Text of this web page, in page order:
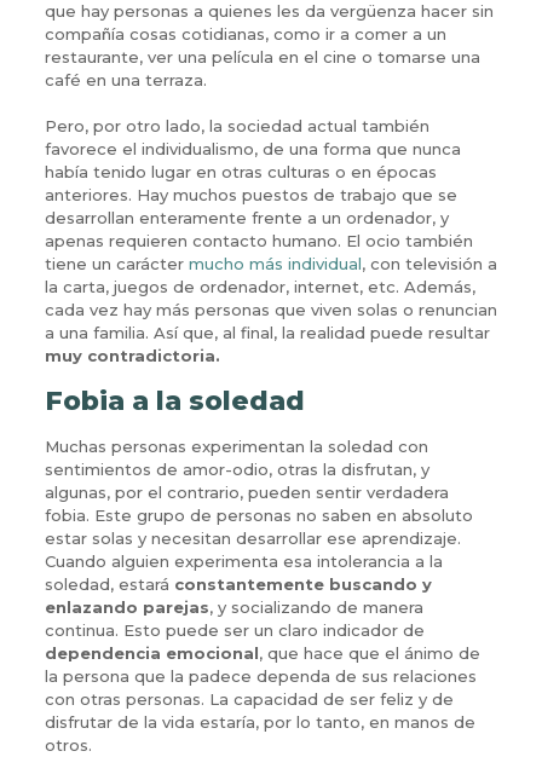
que hay personas a quienes les da vergüenza hacer sin
compañía cosas cotidianas, como ir a comer a un
restaurante, ver una película en el cine o tomarse una
café en una terraza.
Pero, por otro lado, la sociedad actual también
favorece el individualismo, de una forma que nunca
había tenido lugar en otras culturas o en épocas
anteriores. Hay muchos puestos de trabajo que se
desarrollan enteramente frente a un ordenador, y
apenas requieren contacto humano. El ocio también
tiene un carácter mucho más individual, con televisión a
la carta, juegos de ordenador, internet, etc. Además,
cada vez hay más personas que viven solas o renuncian
a una familia. Así que, al final, la realidad puede resultar
muy contradictoria.
Fobia a la soledad
Muchas personas experimentan la soledad con
sentimientos de amor-odio, otras la disfrutan, y
algunas, por el contrario, pueden sentir verdadera
fobia. Este grupo de personas no saben en absoluto
estar solas y necesitan desarrollar ese aprendizaje.
Cuando alguien experimenta esa intolerancia a la
soledad, estará constantemente buscando y
enlazando parejas, y socializando de manera
continua. Esto puede ser un claro indicador de
dependencia emocional, que hace que el ánimo de
la persona que la padece dependa de sus relaciones
con otras personas. La capacidad de ser feliz y de
disfrutar de la vida estaría, por lo tanto, en manos de
otros.